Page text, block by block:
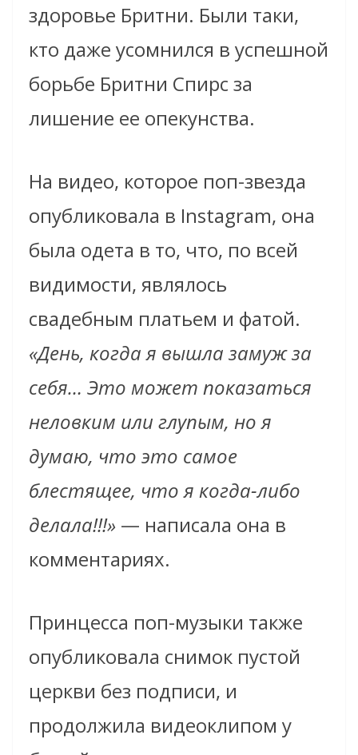
здоровье Бритни. Были таки,
кто даже усомнился в успешной
борьбе Бритни Спирс за
лишение ее опекунства.
На видео, которое поп-звезда
опубликовала в Instagram, она
была одета в то, что, по всей
видимости, являлось
свадебным платьем и фатой.
«День, когда я вышла замуж за
себя… Это может показаться
неловким или глупым, но я
думаю, что это самое
блестящее, что я когда-либо
делала!!!» — написала она в
комментариях.
Принцесса поп-музыки также
опубликовала снимок пустой
церкви без подписи, и
продолжила видеоклипом у